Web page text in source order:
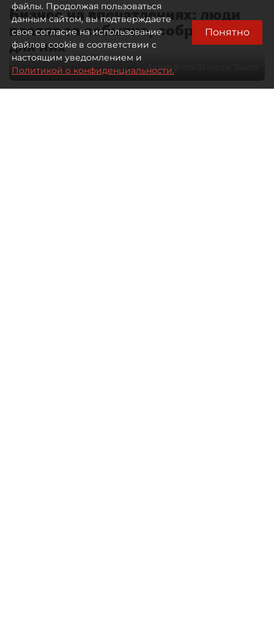
Бизнес на впечатлениях: люди
платят за событие, собранное
для них
Автор фото:
файлы. Продолжая пользоваться
данным сайтом, вы подтверждаете
свое согласие на использование
файлов cookie в соответствии с
настоящим уведомлением и
Политикой о конфиденциальности.
Понятно